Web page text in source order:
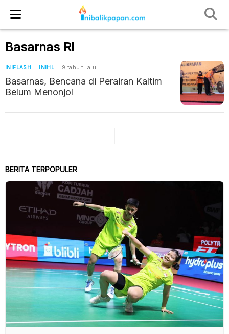
Basarnas RI
INIFLASH INIHL 9 tahun lalu
Basarnas, Bencana di Perairan Kaltim
Belum Menonjol
BERITA TERPOPULER